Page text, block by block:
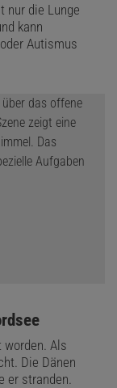
nur die Lunge
kann
Autismus
Als
Die Dänen
stranden.